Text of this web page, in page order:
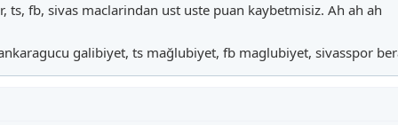
ts, fb, sivas maclarindan ust uste puan kaybetmisiz. Ah ah ah
galibiyet, ts mağlubiyet, fb maglubiyet, sivasspor